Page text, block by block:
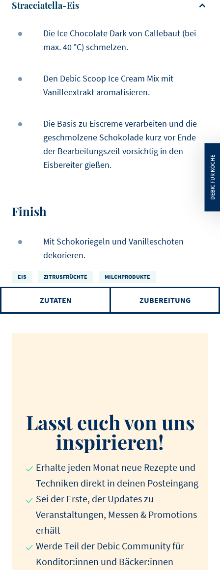
Stracciatella-Eis
Die Ice Chocolate Dark von Callebaut (bei
max. 40 °C) schmelzen.
Den Debic Scoop Ice Cream Mix mit
Vanilleextrakt aromatisieren.
Die Basis zu Eiscreme verarbeiten und die
geschmolzene Schokolade kurz vor Ende
der Bearbeitungszeit vorsichtig in den
Eisbereiter gießen.
Finish
Mit Schokoriegeln und Vanilleschoten
dekorieren.
EIS ZITRUSFRÜCHTE MILCHPRODUKTE
ZUTATEN ZUBEREITUNG
Lasst euch von uns
inspirieren!
Erhalte jeden Monat neue Rezepte und
Techniken direkt in deinen Posteingang
Sei der Erste, der Updates zu
Veranstaltungen, Messen & Promotions
erhält
Werde Teil der Debic Community für
Konditor:innen und Bäcker:innen